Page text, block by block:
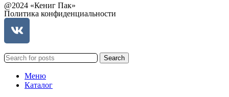
@2024 «Кениг Пак»
Политика конфиденциальности
Search
Меню
Каталог